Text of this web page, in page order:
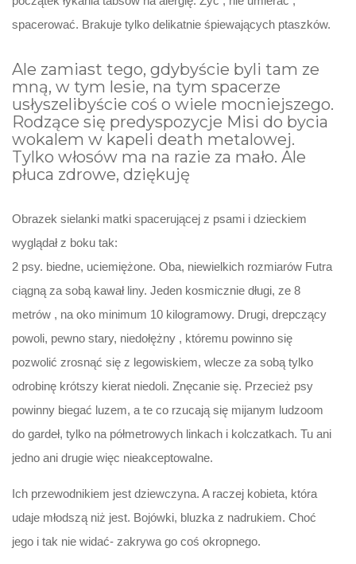
spacerować. Brakuje tylko delikatnie śpiewających ptaszków.
Ale zamiast tego, gdybyście byli tam ze
mną, w tym lesie, na tym spacerze
usłyszelibyście coś o wiele mocniejszego.
Rodzące się predyspozycje Misi do bycia
wokalem w kapeli death metalowej.
Tylko włosów ma na razie za mało. Ale
płuca zdrowe, dziękuję
Obrazek sielanki matki spacerującej z psami i dzieckiem
wyglądał z boku tak:
2 psy. biedne, uciemiężone. Oba, niewielkich rozmiarów Futra
ciągną za sobą kawał liny. Jeden kosmicznie długi, ze 8
metrów , na oko minimum 10 kilogramowy. Drugi, drepczący
powoli, pewno stary, niedołężny , któremu powinno się
pozwolić zrosnąć się z legowiskiem, wlecze za sobą tylko
odrobinę krótszy kierat niedoli. Znęcanie się. Przecież psy
powinny biegać luzem, a te co rzucają się mijanym ludzoom
do gardeł, tylko na półmetrowych linkach i kolczatkach. Tu ani
jedno ani drugie więc nieakceptowalne.
Ich przewodnikiem jest dziewczyna. A raczej kobieta, która
udaje młodszą niż jest. Bojówki, bluzka z nadrukiem. Choć
jego i tak nie widać- zakrywa go coś okropnego.